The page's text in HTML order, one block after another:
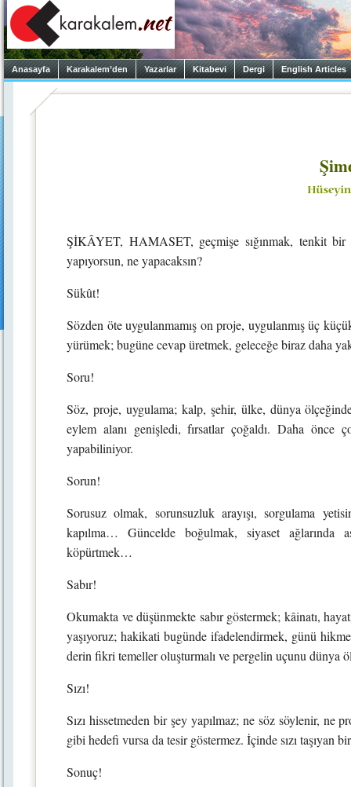
Anasayfa Karakalem’den Yazarlar Kitabevi Dergi English Articles
ŞİKÂYET, HAMASET, geçmişe sığınmak, tenkit
yapıyorsun, ne yapacaksın?
Sükût!
Sözden öte uygulanmamış on proje, uygulanmış üç
yürümek; bugüne cevap üretmek, geleceğe biraz daha
Soru!
Söz, proje, uygulama; kalp, şehir, ülke, dünya
eylem alanı genişledi, fırsatlar çoğaldı. Daha önce
yapabiliniyor.
Sorun!
Sorusuz olmak, sorunsuzluk arayışı, sorgulama
kapılma… Güncelde boğulmak, siyaset ağlarında
köpürtmek…
Sabır!
Okumakta ve düşünmekte sabır göstermek; kâinatı,
yaşıyoruz; hakikati bugünde ifadelendirmek, günü
derin fikri temeller oluşturmalı ve pergelin uçunu dünya
Sızı!
Sızı hissetmeden bir şey yapılmaz; ne söz söylenir, ne
gibi hedefi vursa da tesir göstermez. İçinde sızı taşıyan
Sonuç!